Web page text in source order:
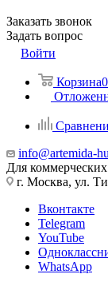
Заказать звонок
Задать вопрос
Войти
Корзина0
info@artemida-
Для
г. Москва, ул.
Вконтакте
Telegram
YouTube
WhatsApp